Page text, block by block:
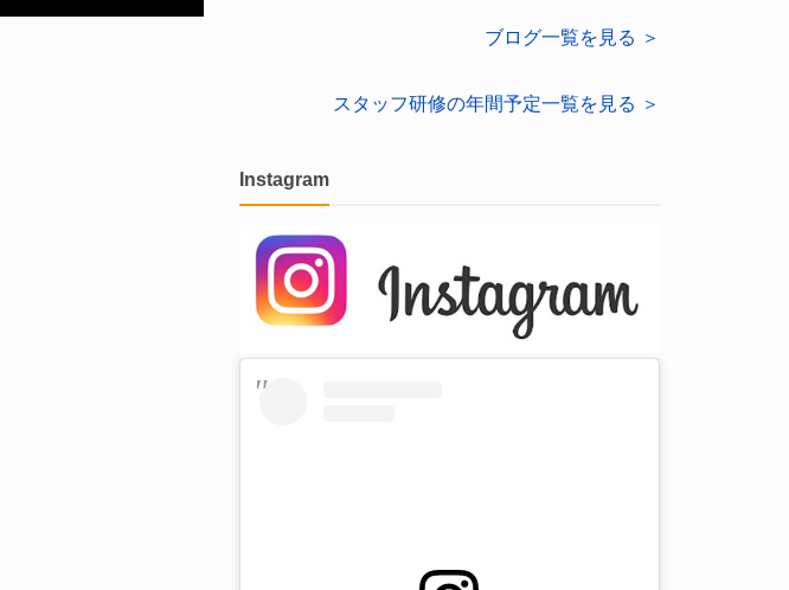
ブログ一覧を見る ＞
スタッフ研修の年間予定一覧を見る ＞
Instagram